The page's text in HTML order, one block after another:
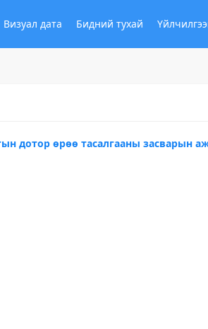
Визуал дата Бидний тухай
дотор өрөө тасалгааны засварын